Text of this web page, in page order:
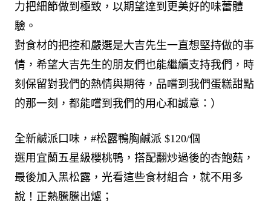
力把細節做到極致，以期望達到更美好的味蕾體
驗。
對食材的把控和嚴選是大吉先生一直想堅持做的事
情，希望大吉先生的朋友們也能繼續支持我們，時
刻保留對我們的熱情與期待，品嚐到我們蛋糕甜點
的那一刻，都能嚐到我們的用心和誠意：）
全新鹹派口味，#松露鴨胸鹹派 $120/個
選用宜蘭五星級櫻桃鴨，搭配翻炒過後的杏鮑菇，
最後加入黑松露，光看這些食材組合，就不用多
說！正熱騰騰出爐；